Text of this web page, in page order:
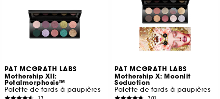
PAT MCGRATH LABS
Mothership XII:
Petalmorphosis™
Palette de fards à paupières
PAT MCGRATH LABS
Mothership X: Moonlit
Seduction
Palette de fards à paupières